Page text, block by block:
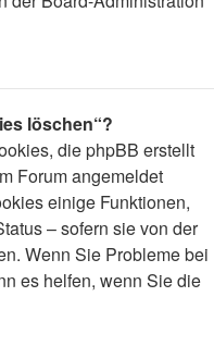
löschen“?
die phpBB erstellt
Forum angemeldet
einige Funktionen,
– sofern sie von der
Wenn Sie Probleme bei
es helfen, wenn Sie die